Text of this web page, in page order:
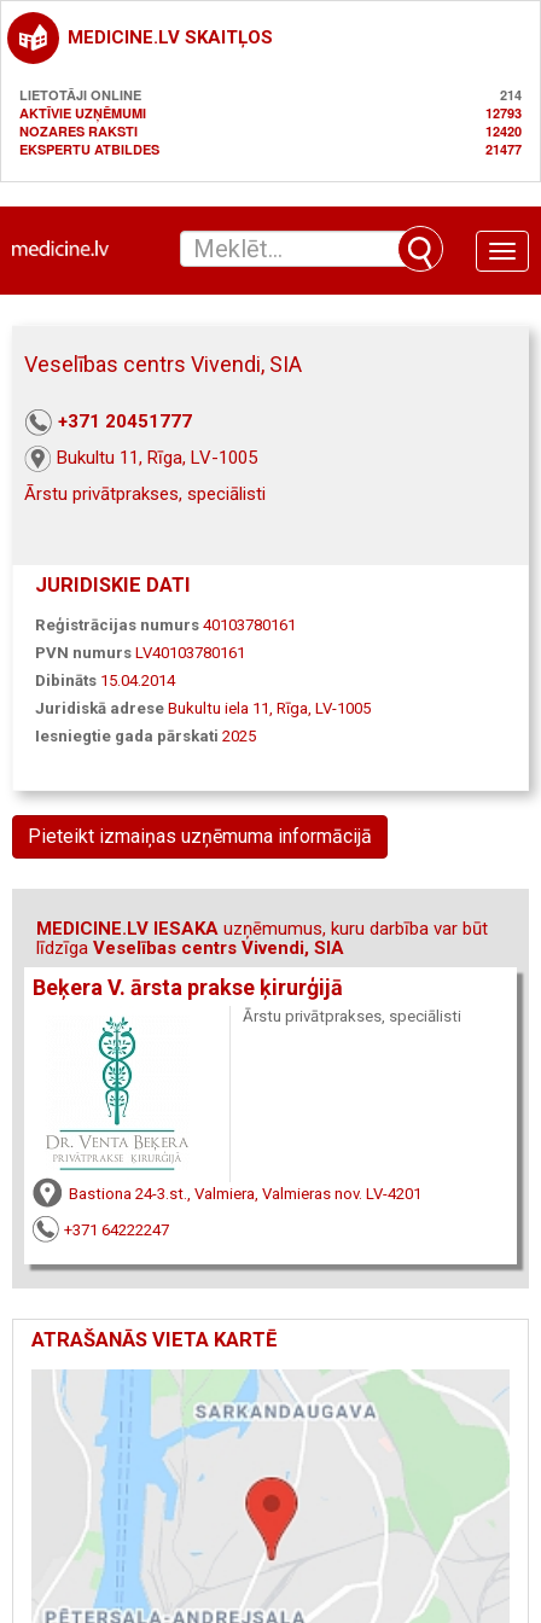
MEDICINE.LV SKAITĻOS
LIETOTĀJI ONLINE
214
AKTĪVIE UZŅĒMUMI
12793
NOZARES RAKSTI
12420
EKSPERTU ATBILDES
21477
Toggle
Veselības centrs Vivendi, SIA
+371 20451777
Bukultu 11, Rīga, LV-1005
Ārstu privātprakses, speciālisti
JURIDISKIE DATI
Reģistrācijas numurs 40103780161
PVN numurs LV40103780161
Dibināts 15.04.2014
Juridiskā adrese Bukultu iela 11, Rīga, LV-1005
Iesniegtie gada pārskati 2025
Pieteikt izmaiņas uzņēmuma informācijā
MEDICINE.LV IESAKA uzņēmumus, kuru darbība var būt
līdzīga Veselības centrs Vivendi, SIA
Beķera V. ārsta prakse ķirurģijā
Ārstu privātprakses, speciālisti
Bastiona 24-3.st., Valmiera, Valmieras nov. LV-4201
+371 64222247
ATRAŠANĀS VIETA KARTĒ